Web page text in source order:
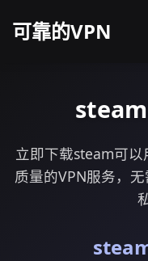
可靠的VPN
立即下载steam可
质量的VPN服务，